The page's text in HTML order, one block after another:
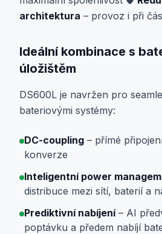
architektura – provoz i při
Ideální kombinace s
úložištěm
DS600L je navržen pro
bateriovými systémy:
DC-coupling – přímé
konverze
Inteligentní power
distribuce mezi sítí, baterií a
Prediktivní nabíjení– AI
poptávku a předem nabíjí